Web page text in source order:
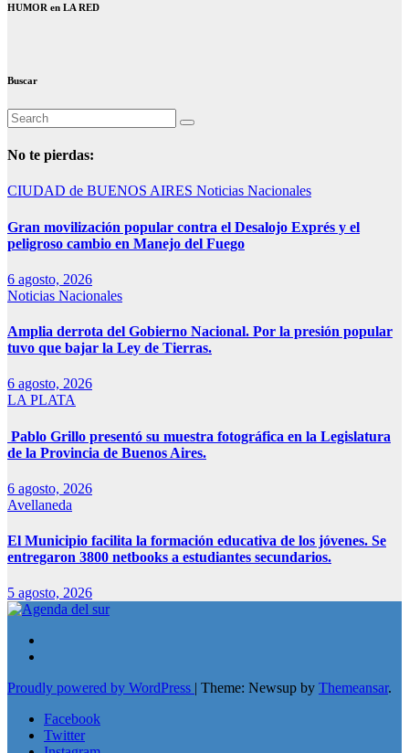
HUMOR en LA RED
Buscar
No te pierdas:
CIUDAD de BUENOS AIRES Noticias Nacionales
Gran movilización popular contra el Desalojo Exprés y el
peligroso cambio en Manejo del Fuego
6 agosto, 2026
Noticias Nacionales
Amplia derrota del Gobierno Nacional. Por la presión popular
tuvo que bajar la Ley de Tierras.
6 agosto, 2026
LA PLATA
Pablo Grillo presentó su muestra fotográfica en la Legislatura
de la Provincia de Buenos Aires.
6 agosto, 2026
Avellaneda
El Municipio facilita la formación educativa de los jóvenes. Se
entregaron 3800 netbooks a estudiantes secundarios.
5 agosto, 2026
Proudly powered by WordPress | Theme: Newsup by Themeansar.
Facebook
Twitter